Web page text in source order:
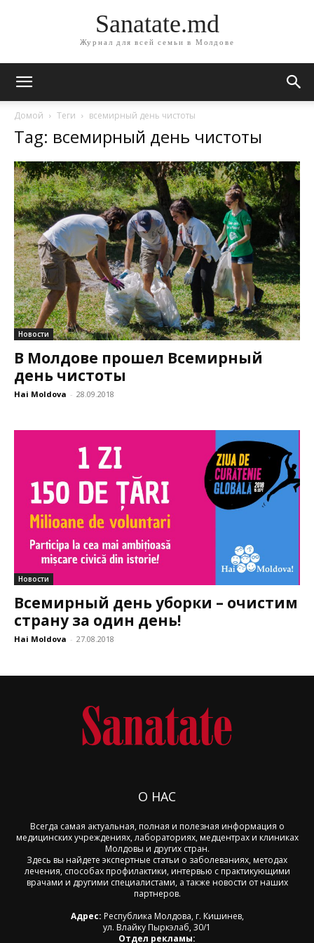
Sanatate.md
Журнал для всей семьи в Молдове
Домой Теги всемирный день чистоты
Tag: всемирный день чистоты
Новости
В Молдове прошел Всемирный
день чистоты
Hai Moldova - 28.09.2018
Новости
Всемирный день уборки – очистим
страну за один день!
Hai Moldova - 27.08.2018
О НАС
Всегда самая актуальная, полная и полезная информация о
медицинских учреждениях, лабораториях, медцентрах и клиниках
Молдовы и других стран.
Здесь вы найдете экспертные статьи о заболеваниях, методах
лечения, способах профилактики, интервью с практикующими
врачами и другими специалистами, а также новости от наших
партнеров.
Адрес: Республика Молдова, г. Кишинев,
ул. Влайку Пыркэлаб, 30/1
Отдел рекламы: